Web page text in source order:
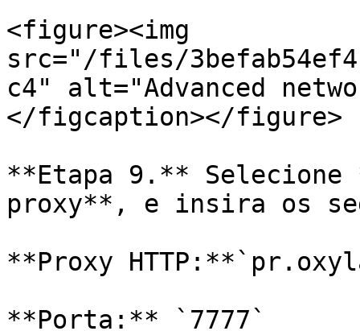
<figure><img
src="/files/
c4" alt="Advanced
</figcaption></figure>
**Etapa 9.** Selecione
proxy**, e insira os
**Proxy
**Porta:** `7777`